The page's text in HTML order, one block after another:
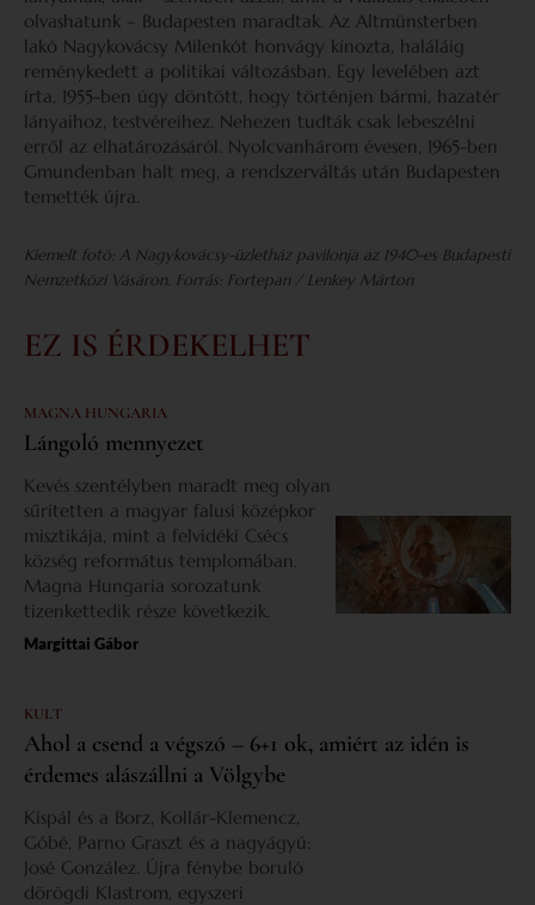
olvashatunk – Budapesten maradtak. Az Altmünsterben
lakó Nagykovácsy Milenkót honvágy kínozta, haláláig
reménykedett a politikai változásban. Egy levelében azt
írta, 1955-ben úgy döntött, hogy történjen bármi, hazatér
lányaihoz, testvéreihez. Nehezen tudták csak lebeszélni
erről az elhatározásáról. Nyolcvanhárom évesen, 1965-ben
Gmundenban halt meg, a rendszerváltás után Budapesten
temették újra.
Kiemelt fotó: A Nagykovácsy-üzletház pavilonja az 1940-es Budapesti
Nemzetközi Vásáron. Forrás: Fortepan / Lenkey Márton
EZ IS ÉRDEKELHET
MAGNA HUNGARIA
Lángoló mennyezet
Kevés szentélyben maradt meg olyan
sűrítetten a magyar falusi középkor
misztikája, mint a felvidéki Csécs
község református templomában.
Magna Hungaria sorozatunk
tizenkettedik része következik.
Margittai Gábor
KULT
Ahol a csend a végszó – 6+1 ok, amiért az idén is
érdemes alászállni a Völgybe
Kispál és a Borz, Kollár-Klemencz,
Góbé, Parno Graszt és a nagyágyú:
José González. Újra fénybe boruló
dörögdi Klastrom, egyszeri